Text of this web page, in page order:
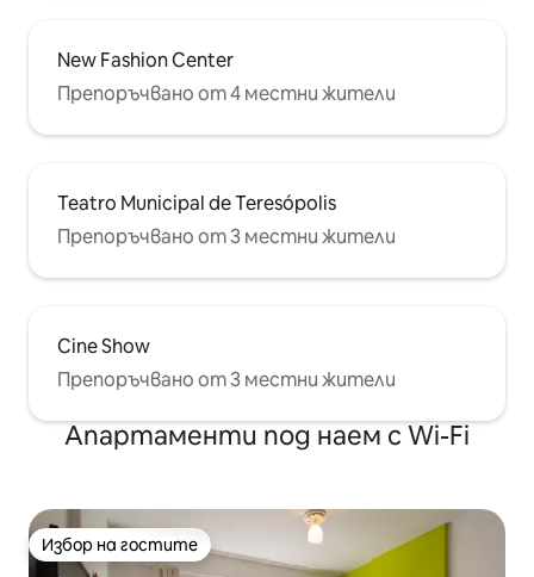
New Fashion Center
Препоръчвано от 4 местни жители
Teatro Municipal de Teresópolis
Препоръчвано от 3 местни жители
Cine Show
Препоръчвано от 3 местни жители
Апартаменти под наем с Wi-Fi
Избор на гостите
Избор на гостите